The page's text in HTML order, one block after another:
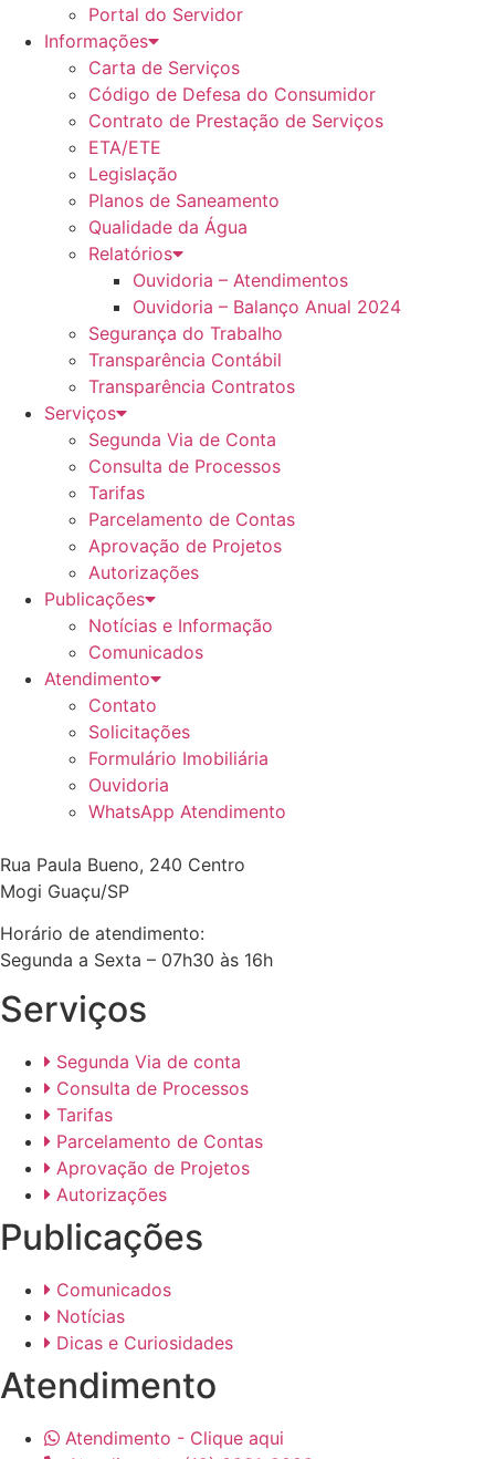
Portal do Servidor
Informações
Carta de Serviços
Código de Defesa do Consumidor
Contrato de Prestação de Serviços
ETA/ETE
Legislação
Planos de Saneamento
Qualidade da Água
Relatórios
Ouvidoria – Atendimentos
Ouvidoria – Balanço Anual 2024
Segurança do Trabalho
Transparência Contábil
Transparência Contratos
Serviços
Segunda Via de Conta
Consulta de Processos
Tarifas
Parcelamento de Contas
Aprovação de Projetos
Autorizações
Publicações
Notícias e Informação
Comunicados
Atendimento
Contato
Solicitações
Formulário Imobiliária
Ouvidoria
WhatsApp Atendimento
Rua Paula Bueno, 240 Centro
Mogi Guaçu/SP
Horário de atendimento:
Segunda a Sexta – 07h30 às 16h
Serviços
Segunda Via de conta
Consulta de Processos
Tarifas
Parcelamento de Contas
Aprovação de Projetos
Autorizações
Publicações
Comunicados
Notícias
Dicas e Curiosidades
Atendimento
Atendimento - Clique aqui